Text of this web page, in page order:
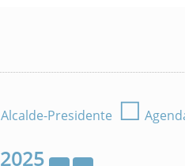
Alcalde-Presidente ☐
2025